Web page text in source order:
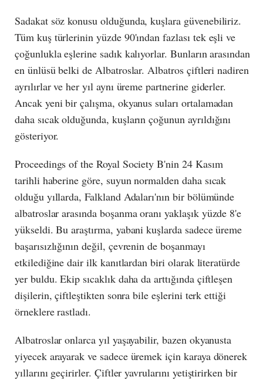
Sadakat söz konusu olduğunda, kuşlara güvenebiliriz.
Tüm kuş türlerinin yüzde 90'ından fazlası tek eşli ve
çoğunlukla eşlerine sadık kalıyorlar. Bunların arasından
en ünlüsü belki de Albatroslar. Albatros çiftleri nadiren
ayrılırlar ve her yıl aynı üreme partnerine giderler.
Ancak yeni bir çalışma, okyanus suları ortalamadan
daha sıcak olduğunda, kuşların çoğunun ayrıldığını
gösteriyor.
Proceedings of the Royal Society B'nin 24 Kasım
tarihli haberine göre, suyun normalden daha sıcak
olduğu yıllarda, Falkland Adaları'nın bir bölümünde
albatroslar arasında boşanma oranı yaklaşık yüzde 8'e
yükseldi. Bu araştırma, yabani kuşlarda sadece üreme
başarısızlığının değil, çevrenin de boşanmayı
etkilediğine dair ilk kanıtlardan biri olarak literatürde
yer buldu. Ekip sıcaklık daha da arttığında çiftleşen
dişilerin, çiftleştikten sonra bile eşlerini terk ettiği
örneklere rastladı.
Albatroslar onlarca yıl yaşayabilir, bazen okyanusta
yiyecek arayarak ve sadece üremek için karaya dönerek
yıllarını geçirirler. Çiftler yavrularını yetiştirirken bir